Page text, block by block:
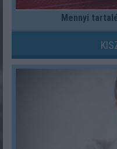
Mennyi